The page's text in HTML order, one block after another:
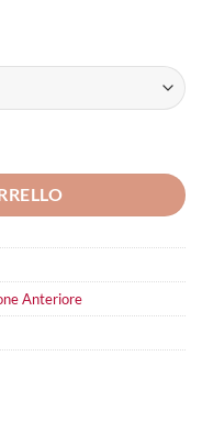
Anteriore